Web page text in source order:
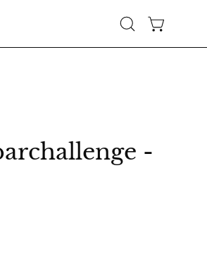
Suchleiste
öffnen
-